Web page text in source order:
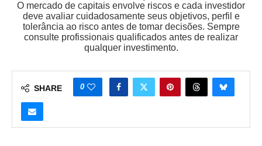
O mercado de capitais envolve riscos e cada investidor
deve avaliar cuidadosamente seus objetivos, perfil e
tolerância ao risco antes de tomar decisões. Sempre
consulte profissionais qualificados antes de realizar
qualquer investimento.
SHARE 0